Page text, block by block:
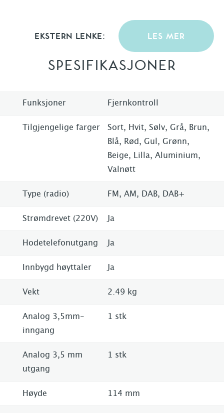
EKSTERN LENKE: LES MER
SPESIFIKASJONER
Funksjoner Fjernkontroll
Tilgjengelige farger
Sort, Hvit, Sølv, Grå, Brun,
Blå, Rød, Gul, Grønn,
Beige, Lilla, Aluminium,
Valnøtt
Type (radio) FM, AM, DAB, DAB+
Strømdrevet (220V) Ja
Hodetelefonutgang Ja
Innbygd høyttaler Ja
Vekt 2.49 kg
Analog 3,5mm-
inngang
1 stk
Analog 3,5 mm
utgang
1 stk
Høyde 114 mm